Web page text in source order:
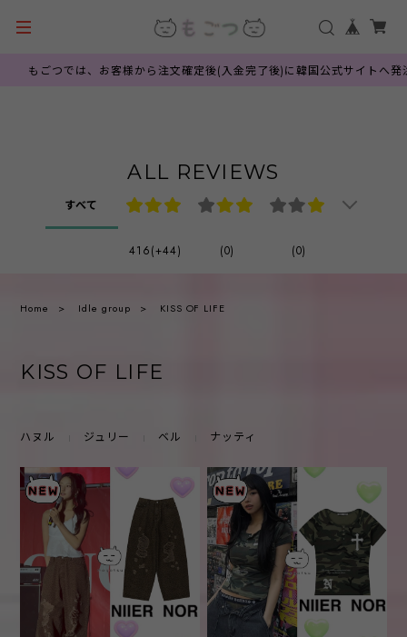
ごつでは、お客様から注文確定後(入金完了後)に韓国公式サイトへ発注を
ALL REVIEWS
すべて
416(+44) (0) (0)
Home Idle group KISS OF LIFE
KISS OF LIFE
ハヌル ジュリー ベル ナッティ